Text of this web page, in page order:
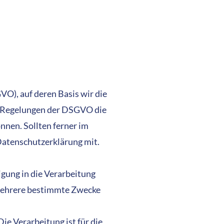
auf deren Basis wir die
der DSGVO die
Sollten ferner im
mit.
in die Verarbeitung
bestimmte Zwecke
Verarbeitung ist für die